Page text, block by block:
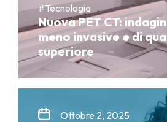
#Tecnologia
Nuova PET CT:
meno invasive e di
superiore
Ottobre 2, 2025